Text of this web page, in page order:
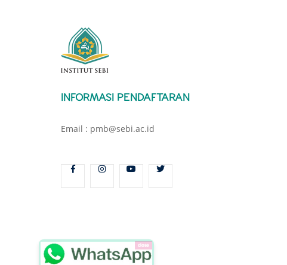
INFORMASI PENDAFTARAN
Email : pmb@sebi.ac.id
close